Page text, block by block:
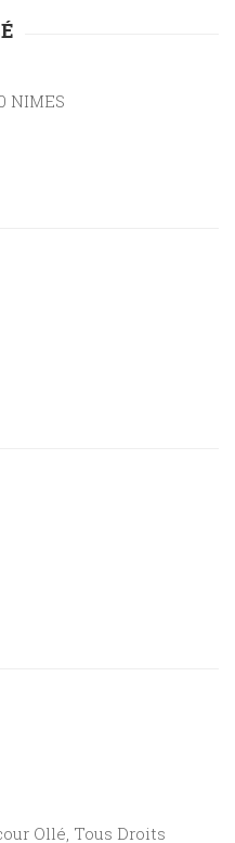
NIMES
Ollé, Tous Droits